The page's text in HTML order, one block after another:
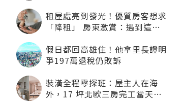
租屋處亮到發光！優質房客想求
「降租」 房東激賞：遇到這種
假日都回高雄住！他拿里長證明
爭197萬退稅仍敗訴
裝潢全程零探班：屋主人在海
外，17 坪北歐三房完工當天才